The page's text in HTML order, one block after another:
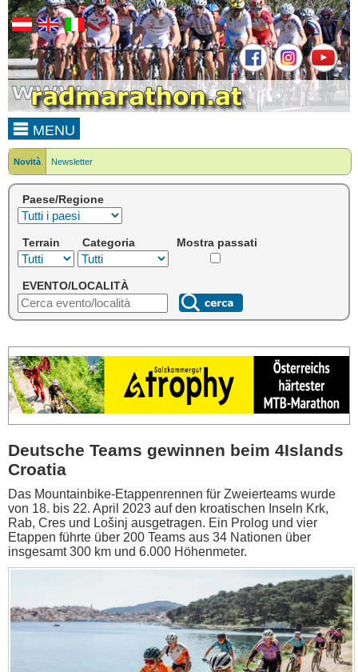
MENU
Novità Newsletter
Paese/Regione
Terrain Categoria Mostra passati
EVENTO/LOCALITÀ
Deutsche Teams gewinnen beim 4Islands
Croatia
Das Mountainbike-Etappenrennen für Zweierteams wurde
von 18. bis 22. April 2023 auf den kroatischen Inseln Krk,
Rab, Cres und Lošinj ausgetragen. Ein Prolog und vier
Etappen führte über 200 Teams aus 34 Nationen über
insgesamt 300 km und 6.000 Höhenmeter.